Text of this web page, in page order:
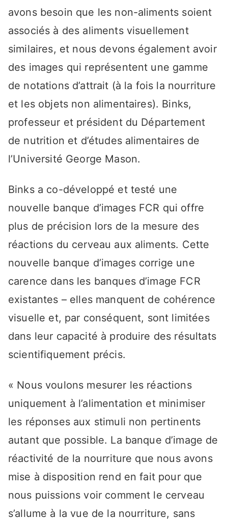
avons besoin que les non-aliments soient
associés à des aliments visuellement
similaires, et nous devons également avoir
des images qui représentent une gamme
de notations d’attrait (à la fois la nourriture
et les objets non alimentaires). Binks,
professeur et président du Département
de nutrition et d’études alimentaires de
l’Université George Mason.
Binks a co-développé et testé une
nouvelle banque d’images FCR qui offre
plus de précision lors de la mesure des
réactions du cerveau aux aliments. Cette
nouvelle banque d’images corrige une
carence dans les banques d’image FCR
existantes – elles manquent de cohérence
visuelle et, par conséquent, sont limitées
dans leur capacité à produire des résultats
scientifiquement précis.
« Nous voulons mesurer les réactions
uniquement à l’alimentation et minimiser
les réponses aux stimuli non pertinents
autant que possible. La banque d’image de
réactivité de la nourriture que nous avons
mise à disposition rend en fait pour que
nous puissions voir comment le cerveau
s’allume à la vue de la nourriture, sans